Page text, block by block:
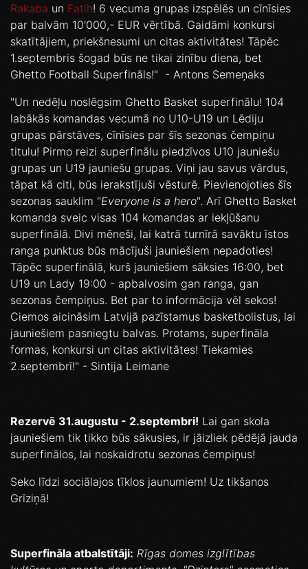
Rakaba un Fatih! 6 vecuma grupas izspēlēs un cīnīsies
par balvām 10'000,- EUR vērtībā. Gaidāmi konkursi
skatītājiem, priekšnesumi un citas aktivitātes! Tāpēc
1.septembris šogad būs ne tikai zinību diena, bet
Ghetto Football Superfināls!" - Antons Semeņaks
"Un nedēļu noslēgsim Ghetto Basket superfinālu! 104
labākās komandas vecumā no U10-U19 un Lēdiju
grupas pārstāves, cīnīsies par šīs sezonas čempiņu
titulu! Pirmo reizi superfinālu piedzīvos U10 jauniešu
grupas un U19 jauniešu grupas. Viņi jau savus vārdus,
tāpat kā citi, būs ierakstījuši vēsturē. Pievienojoties šīs
sezonas sauklim "Everyone is a hero". Arī Ghetto Basket
komanda sveic visas 104 komandas ar iekļūšanu
superfinālā. Divi mēneši, lai katrā turnīrā savāktu īstos
ranga punktus būs mācījuši jauniešiem nepadoties!
Tāpēc superfinālā, kurš jauniešiem sāksies 16:00, bet
U19 un Lady 19:00 - apbalvosim gan ranga, gan
sezonas čempiņus. Bet par to informācija vēl sekos!
Ciemos aicināsim Latvijā pazīstamus basketbolistus, lai
jauniešiem pasniegtu balvas. Protams, superfināla
formas, konkursi un citas aktivitātes! Tiekamies
2.septembrī!" - Sintija Leimane
Rezervē 31.augustu - 2.septembri! Lai gan skola
jauniešiem tik tikko būs sākusies, ir jāizliek pēdējā jauda
superfinālos, lai noskaidrotu sezonas čempiņus!
Seko līdzi sociālajos tīklos jaunumiem! Uz tikšanos
Grīziņā!
Superfināla atbalstītāji: Rīgas domes izglītības